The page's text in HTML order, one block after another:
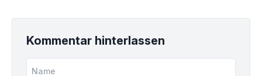
Kommentar hinterlassen